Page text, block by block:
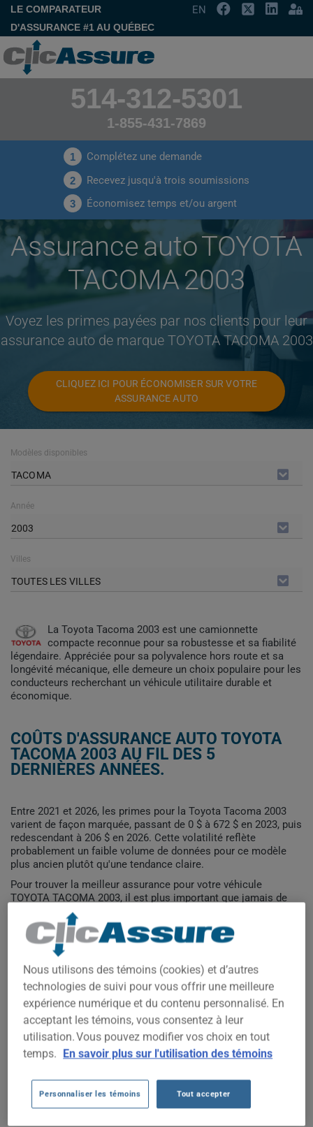
LE COMPARATEUR
D'ASSURANCE #1 AU QUÉBEC
EN
514-312-5301
1-855-431-7869
1 Complétez une demande
2 Recevez jusqu'à trois soumissions
3 Économisez temps et/ou argent
Assurance auto TOYOTA
TACOMA 2003
Voyez les primes payées par nos clients pour leur
assurance auto de marque TOYOTA TACOMA 2003
CLIQUEZ ICI POUR ÉCONOMISER SUR VOTRE
ASSURANCE AUTO
Modèles disponibles
TACOMA
Année
2003
Villes
TOUTES LES VILLES
La Toyota Tacoma 2003 est une camionnette
compacte reconnue pour sa robustesse et sa fiabilité
légendaire. Appréciée pour sa polyvalence hors route et sa
longévité mécanique, elle demeure un choix populaire pour les
conducteurs recherchant un véhicule utilitaire durable et
économique.
COÛTS D'ASSURANCE AUTO TOYOTA
TACOMA 2003 AU FIL DES 5
DERNIÈRES ANNÉES.
Entre 2021 et 2026, les primes pour la Toyota Tacoma 2003
varient de façon marquée, passant de 0 $ à 672 $ en 2023, puis
redescendant à 206 $ en 2026. Cette volatilité reflète
probablement un faible volume de données pour ce modèle
plus ancien plutôt qu'une tendance claire.
Pour trouver la meilleur assurance pour votre véhicule
TOYOTA TACOMA 2003, il est plus important que jamais de
comparer les options disponibles.
0$
400$
600$
Nous utilisons des témoins (cookies) et d’autres
technologies de suivi pour vous offrir une meilleure
expérience numérique et du contenu personnalisé. En
acceptant les témoins, vous consentez à leur
utilisation. Vous pouvez modifier vos choix en tout
temps. En savoir plus sur l'utilisation des témoins
Personnaliser les témoins Tout accepter